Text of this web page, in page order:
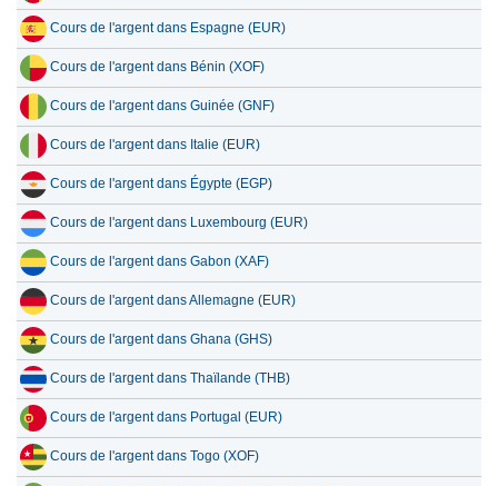
Cours de l'argent dans Espagne (EUR)
Cours de l'argent dans Bénin (XOF)
Cours de l'argent dans Guinée (GNF)
Cours de l'argent dans Italie (EUR)
Cours de l'argent dans Égypte (EGP)
Cours de l'argent dans Luxembourg (EUR)
Cours de l'argent dans Gabon (XAF)
Cours de l'argent dans Allemagne (EUR)
Cours de l'argent dans Ghana (GHS)
Cours de l'argent dans Thaïlande (THB)
Cours de l'argent dans Portugal (EUR)
Cours de l'argent dans Togo (XOF)